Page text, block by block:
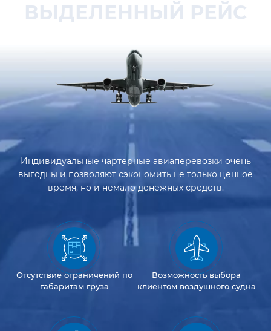
ВЫДЕЛЕННЫЙ РЕЙС
Индивидуальные чартерные авиаперевозки очень
выгодны и позволяют сэкономить не только ценное
время, но и немало денежных средств.
Отсутствиеограничений по
габаритам груза
Возможность выбора
клиентом воздушного судна